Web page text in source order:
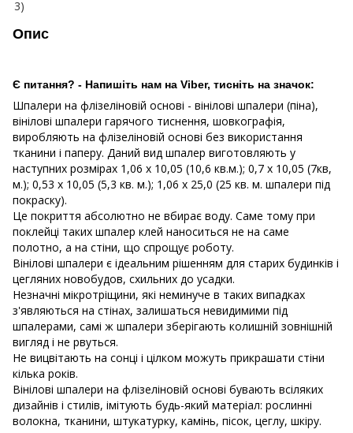
Опис
Є питання? - Напишіть нам на Viber, тисніть на значок:
Шпалери на флізеліновій основі - вінілові шпалери (піна),
вінілові шпалери гарячого тиснення, шовкографія,
виробляють на флізеліновій основі без використання
тканини і паперу. Даний вид шпалер виготовляють у
наступних розмірах 1,06 х 10,05 (10,6 кв.м.); 0,7 х 10,05 (7кв,
м.); 0,53 х 10,05 (5,3 кв. м.); 1,06 х 25,0 (25 кв. м. шпалери під
покраску).
Це покриття абсолютно не вбирає воду. Саме тому при
поклейці таких шпалер клей наноситься не на саме
полотно, а на стіни, що спрощує роботу.
Вінілові шпалери є ідеальним рішенням для старих будинків і
цегляних новобудов, схильних до усадки.
Незначні мікротріщини, які неминуче в таких випадках
з'являються на стінах, залишаться невидимими під
шпалерами, самі ж шпалери зберігають колишній зовнішній
вигляд і не рвуться.
Не вицвітають на сонці і цілком можуть прикрашати стіни
кілька років.
Вінілові шпалери на флізеліновій основі бувають всіляких
дизайнів і стилів, імітують будь-який матеріал: рослинні
волокна, тканини, штукатурку, камінь, пісок, цеглу, шкіру.